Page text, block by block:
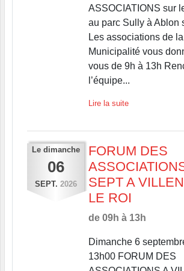
ASSOCIATIONS sur
au parc Sully à Ablon
Les associations de
Municipalité vous
vous de 9h à 13h
l’équipe...
Lire la suite
Le dimanche
06
SEPT. 2026
FORUM DES
SEPT A
LE ROI
de 09h à 13h
Dimanche 6
13h00 FORUM DES